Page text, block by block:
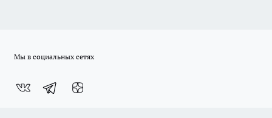
Мы в социальных сетях